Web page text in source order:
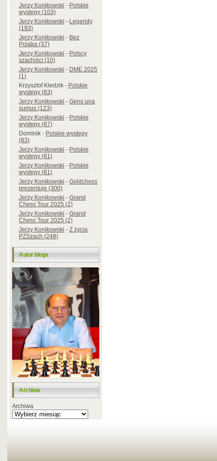
Jerzy Konikowski-Polskie
występy (103)
Jerzy Konikowski-Legendy
(193)
Jerzy Konikowski-Bez
Polaka (37)
Jerzy Konikowski-Polscy
szachiści (10)
Jerzy Konikowski-DME 2025
(1)
Krzysztof Kledzik-Polskie
występy (83)
Jerzy Konikowski-Gens una
sumus (123)
Jerzy Konikowski-Polskie
występy (87)
Dominik-Polskie występy
(83)
Jerzy Konikowski-Polskie
występy (81)
Jerzy Konikowski-Polskie
występy (81)
Jerzy Konikowski-Goldchess
prezentuje (300)
Jerzy Konikowski-Grand
Chess Tour 2025 (2)
Jerzy Konikowski-Grand
Chess Tour 2025 (2)
Jerzy Konikowski-Z życia
PZSzach (248)
Autor bloga
Archiwa
Archiwa